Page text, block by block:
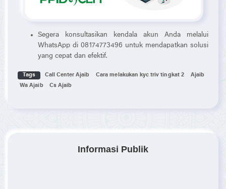
Segera konsultasikan kendala akun Anda melalui
WhatsApp di 08174773496 untuk mendapatkan solusi
yang cepat dan efektif.
Tags Call Center Ajaib Cara melakukan kyc triv tingkat 2
Ajaib
Wa Ajaib
Cs Ajaib